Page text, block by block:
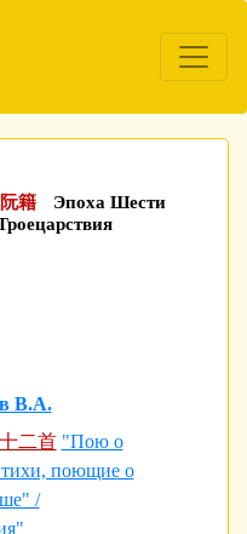
阮籍
Эпоха Шести
В.А.
二首 "Пою о
поющие о
/